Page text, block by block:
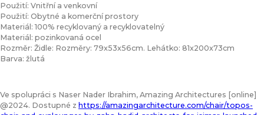
Použití: Vnitřní a venkovní
Použití: Obytné a komerční prostory
Materiál: 100% recyklovaný a recyklovatelný
Materiál: pozinkovaná ocel
Rozměr: Židle: Rozměry: 79x53x56cm. Lehátko: 81x200x73cm
Barva: žlutá
Ve spolupráci s Naser Nader Ibrahim, Amazing Architectures [online]
@2024. Dostupné z https://amazingarchitecture.com/chair/topos-